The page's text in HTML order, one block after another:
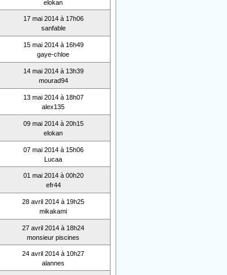
elokan
17 mai 2014 à 17h06
sanfable
15 mai 2014 à 16h49
gaye-chloe
14 mai 2014 à 13h39
mourad94
13 mai 2014 à 18h07
alex135
09 mai 2014 à 20h15
elokan
07 mai 2014 à 15h06
Lucaa
01 mai 2014 à 00h20
efr44
28 avril 2014 à 19h25
mikakami
27 avril 2014 à 18h24
monsieur piscines
24 avril 2014 à 10h27
alannes